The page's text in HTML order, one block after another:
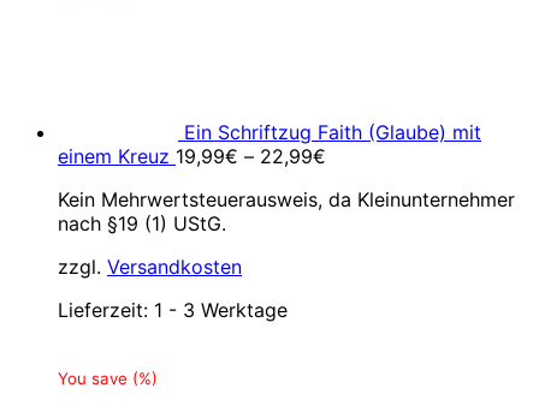
Ein Schriftzug Faith (Glaube) mit
einem Kreuz 19,99€ – 22,99€
Kein Mehrwertsteuerausweis, da Kleinunternehmer
nach §19 (1) UStG.
zzgl. Versandkosten
Lieferzeit: 1 - 3 Werktage
You save (%)